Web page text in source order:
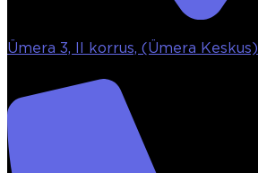
Ümera 3, II korrus, (Ümera Keskus)